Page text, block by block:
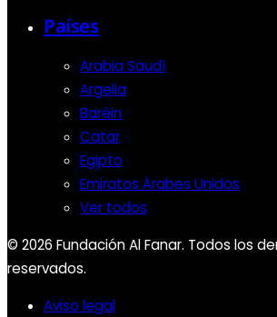
Países
Arabia Saudí
Argelia
Baréin
Catar
Egipto
Emiratos Árabes Unidos
Ver todos
© 2026 Fundación Al Fanar. Todos los
reservados.
Aviso legal